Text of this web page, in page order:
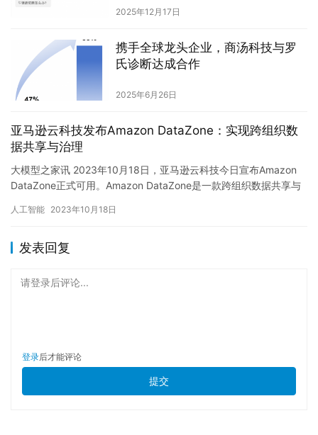
2025年12月17日
携手全球龙头企业，商汤科技与罗
氏诊断达成合作
2025年6月26日
亚马逊云科技发布Amazon DataZone：实现跨组织数
据共享与治理
大模型之家讯 2023年10月18日，亚马逊云科技今日宣布Amazon
DataZone正式可用。Amazon DataZone是一款跨组织数据共享与
人工智能 2023年10月18日
发表回复
请登录后评论...
登录后才能评论
提交